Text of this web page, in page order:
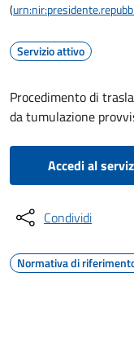
(
Servizio attivo
Procedimento di
da tumulazione
Accedi al
Condividi
Normativa di